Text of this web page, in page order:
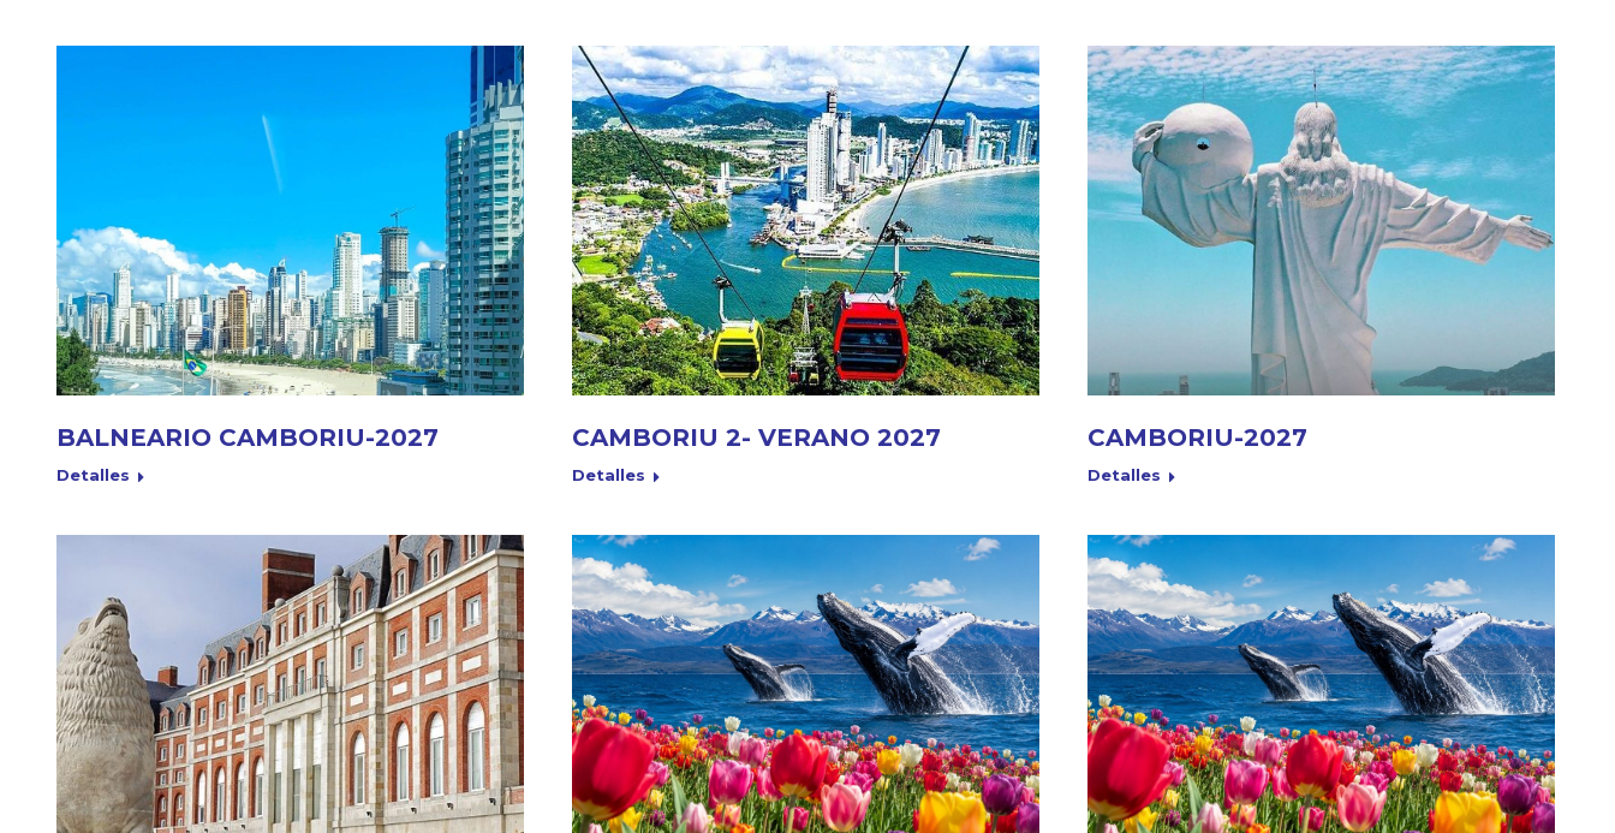
BALNEARIO CAMBORIU-2027
Detalles
CAMBORIU 2- VERANO 2027
Detalles
CAMBORIU-2027
Detalles